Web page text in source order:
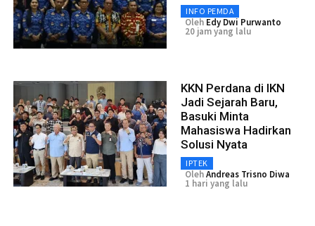
INFO PEMDA
Oleh Edy Dwi Purwanto
20 jam yang lalu
KKN Perdana di IKN
Jadi Sejarah Baru,
Basuki Minta
Mahasiswa Hadirkan
Solusi Nyata
IPTEK
OlehAndreas Trisno Diwa
1 hari yang lalu